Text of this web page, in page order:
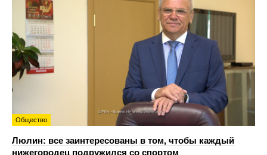
Общество
Люлин: все заинтересованы в том, чтобы каждый
нижегородец подружился со спортом